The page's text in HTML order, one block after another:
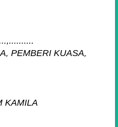
PEMBERI KUASA,
KAMILA